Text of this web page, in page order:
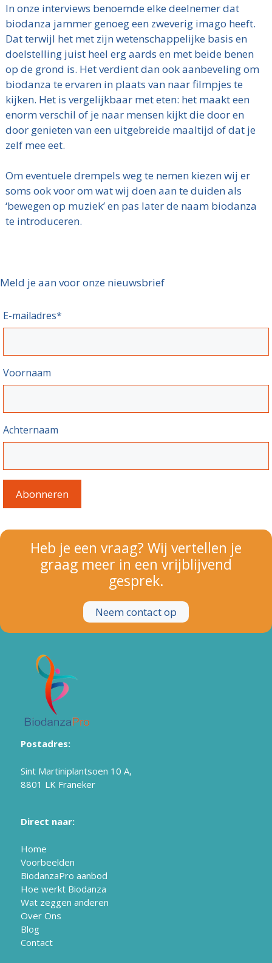
In onze interviews benoemde elke deelnemer dat
biodanza jammer genoeg een zweverig imago heeft.
Dat terwijl het met zijn wetenschappelijke basis en
doelstelling juist heel erg aards en met beide benen
op de grond is. Het verdient dan ook aanbeveling om
biodanza te ervaren in plaats van naar filmpjes te
kijken. Het is vergelijkbaar met eten: het maakt een
enorm verschil of je naar mensen kijkt die door en
door genieten van een uitgebreide maaltijd of dat je
zelf mee eet.
Om eventuele drempels weg te nemen kiezen wij er
soms ook voor om wat wij doen aan te duiden als
‘bewegen op muziek’ en pas later de naam biodanza
te introduceren.
Meld je aan voor onze nieuwsbrief
E-mailadres*
Voornaam
Achternaam
Abonneren
Heb je een vraag? Wij vertellen je
graag meer in een vrijblijvend
gesprek.
Neem contact op
Postadres:
Sint Martiniplantsoen 10 A,
8801 LK Franeker
Direct naar:
Home
Voorbeelden
BiodanzaPro aanbod
Hoe werkt Biodanza
Wat zeggen anderen
Over Ons
Blog
Contact